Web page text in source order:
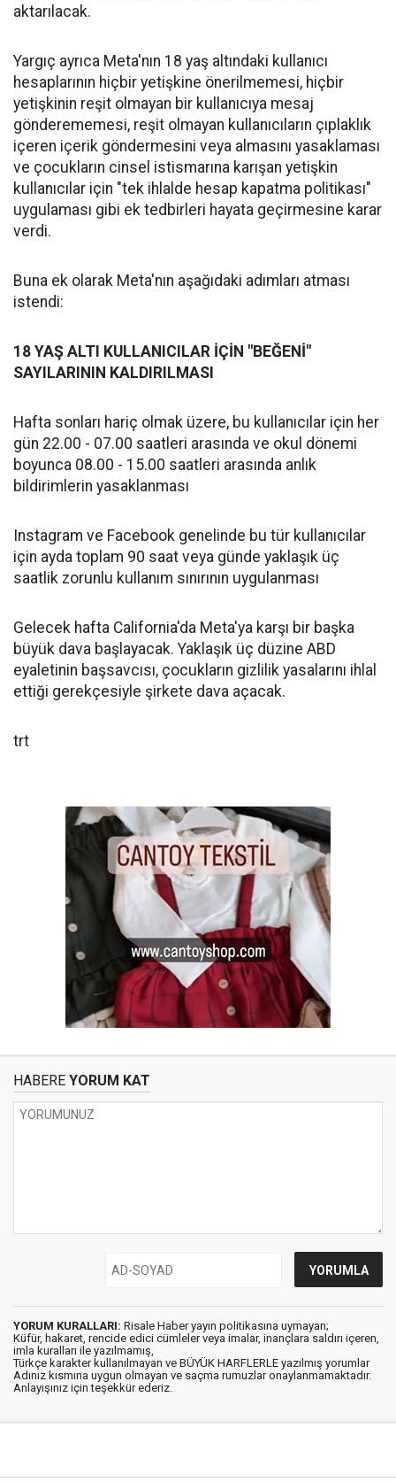
aktarılacak.
Yargıç ayrıca Meta'nın 18 yaş altındaki kullanıcı
hesaplarının hiçbir yetişkine önerilmemesi, hiçbir
yetişkinin reşit olmayan bir kullanıcıya mesaj
gönderememesi, reşit olmayan kullanıcıların çıplaklık
içeren içerik göndermesini veya almasını yasaklaması
ve çocukların cinsel istismarına karışan yetişkin
kullanıcılar için "tek ihlalde hesap kapatma politikası"
uygulaması gibi ek tedbirleri hayata geçirmesine karar
verdi.
Buna ek olarak Meta'nın aşağıdaki adımları atması
istendi:
18 YAŞ ALTI KULLANICILAR İÇİN "BEĞENİ"
SAYILARININ KALDIRILMASI
Hafta sonları hariç olmak üzere, bu kullanıcılar için her
gün 22.00 - 07.00 saatleri arasında ve okul dönemi
boyunca 08.00 - 15.00 saatleri arasında anlık
bildirimlerin yasaklanması
Instagram ve Facebook genelinde bu tür kullanıcılar
için ayda toplam 90 saat veya günde yaklaşık üç
saatlik zorunlu kullanım sınırının uygulanması
Gelecek hafta California'da Meta'ya karşı bir başka
büyük dava başlayacak. Yaklaşık üç düzine ABD
eyaletinin başsavcısı, çocukların gizlilik yasalarını ihlal
ettiği gerekçesiyle şirkete dava açacak.
trt
HABERE YORUM KAT
YORUM KURALLARI: Risale Haber yayın politikasına uymayan;
Küfür, hakaret, rencide edici cümleler veya imalar, inançlara saldırı içeren,
imla kuralları ile yazılmamış,
Türkçe karakter kullanılmayan ve BÜYÜK HARFLERLE yazılmış yorumlar
Adınız kısmına uygun olmayan ve saçma rumuzlar onaylanmamaktadır.
Anlayışınız için teşekkür ederiz.